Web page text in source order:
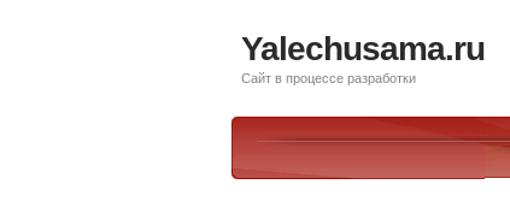
Yalechusama.ru
Сайт в процессе разработки